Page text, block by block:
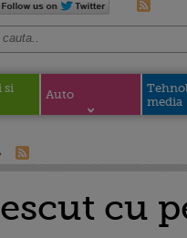
si
Auto
media
cu